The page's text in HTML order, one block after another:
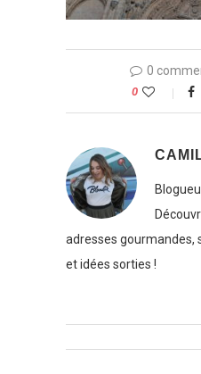
0
0
adresses gourmandes,
et idées sorties !